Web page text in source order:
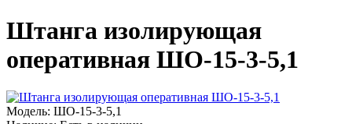
Штанга изолирующая
оперативная ШО-15-3-5,1
Модель: ШО-15-3-5,1